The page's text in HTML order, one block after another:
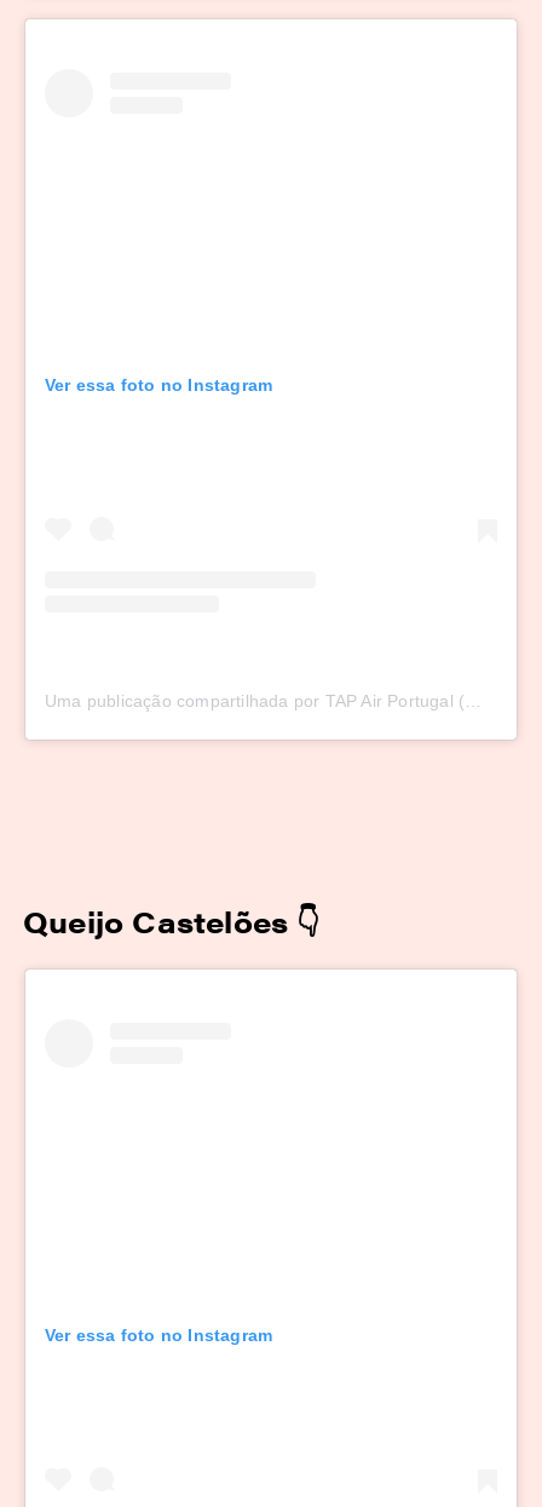
Ver essa foto no Instagram
Queijo Castelões 👇
Ver essa foto no Instagram